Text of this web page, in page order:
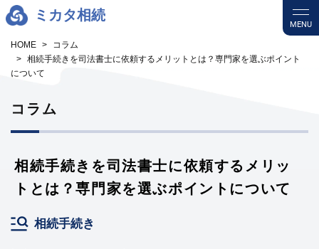
ミカタ相続
MENU
HOME
コラム
相続手続きを司法書士に依頼するメリットとは？専門家を選ぶポイント
について
コラム
相続手続きを司法書士に依頼するメリッ
トとは？専門家を選ぶポイントについて
相続手続き